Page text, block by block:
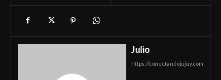
Julio
https://conectandojujuy.com